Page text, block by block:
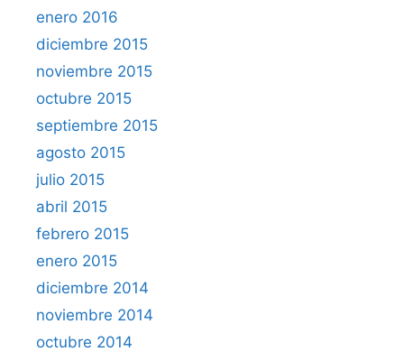
enero 2016
diciembre 2015
noviembre 2015
octubre 2015
septiembre 2015
agosto 2015
julio 2015
abril 2015
febrero 2015
enero 2015
diciembre 2014
noviembre 2014
octubre 2014